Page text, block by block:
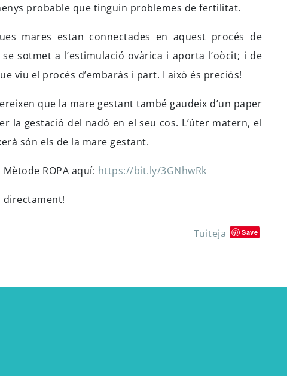
probable que tinguin problemes de fertilitat.
mares estan connectades en aquest procés de
sotmet a l’estimulació ovàrica i aporta l’oòcit; i de
viu el procés d’embaràs i part. I això és preciós!
que la mare gestant també gaudeix d’un paper
gestació del nadó en el seu cos. L’úter matern, el
són els de la mare gestant.
ROPA aquí: https://bit.ly/3GNhwRk
directament!
Tuiteja Save